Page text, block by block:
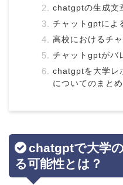
chatgptの生成文
チャットgptによ
高校におけるチ
チャットgptがバ
chatgptを大学レ
についてのまとめ
chatgptで大学
る可能性とは？